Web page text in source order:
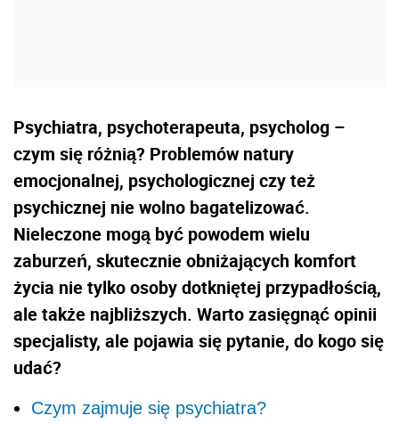
Psychiatra, psychoterapeuta, psycholog –
czym się różnią? Problemów natury
emocjonalnej, psychologicznej czy też
psychicznej nie wolno bagatelizować.
Nieleczone mogą być powodem wielu
zaburzeń, skutecznie obniżających komfort
życia nie tylko osoby dotkniętej przypadłością,
ale także najbliższych. Warto zasięgnąć opinii
specjalisty, ale pojawia się pytanie, do kogo się
udać?
Czym zajmuje się psychiatra?